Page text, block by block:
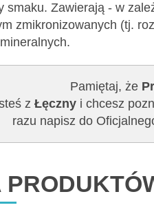
smaku. Zawierają - w
zmikronizowanych (tj.
Pamiętaj, że
z Łęcznyi chcesz
razu napisz do